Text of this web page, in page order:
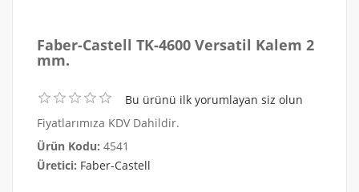
Faber-Castell TK-4600 Versatil Kalem 2
mm.
Bu ürünü ilk yorumlayan siz olun
Fiyatlarımıza KDV Dahildir.
Ürün Kodu: 4541
Üretici: Faber-Castell